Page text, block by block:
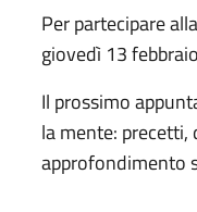
Per partecipare
giovedì 13
Il prossimo
la mente: precetti,
approfondimento